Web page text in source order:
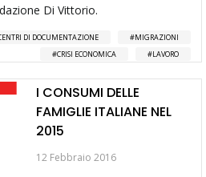
Di Vittorio.
DI DOCUMENTAZIONE
MIGRAZIONI
CRISI ECONOMICA
LAVORO
I CONSUMI DELLE
FAMIGLIE ITALIANE NEL
2015
12 Febbraio 2016